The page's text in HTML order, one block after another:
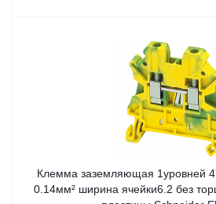
Клемма заземляющая 1уровней
0.14мм² ширина ячейки6.2 без